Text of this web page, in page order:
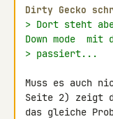
Dirty Gecko
> Dort steht
Down mode  mit
> passiert...
Muss es auch
Seite 2) zeigt
das gleiche